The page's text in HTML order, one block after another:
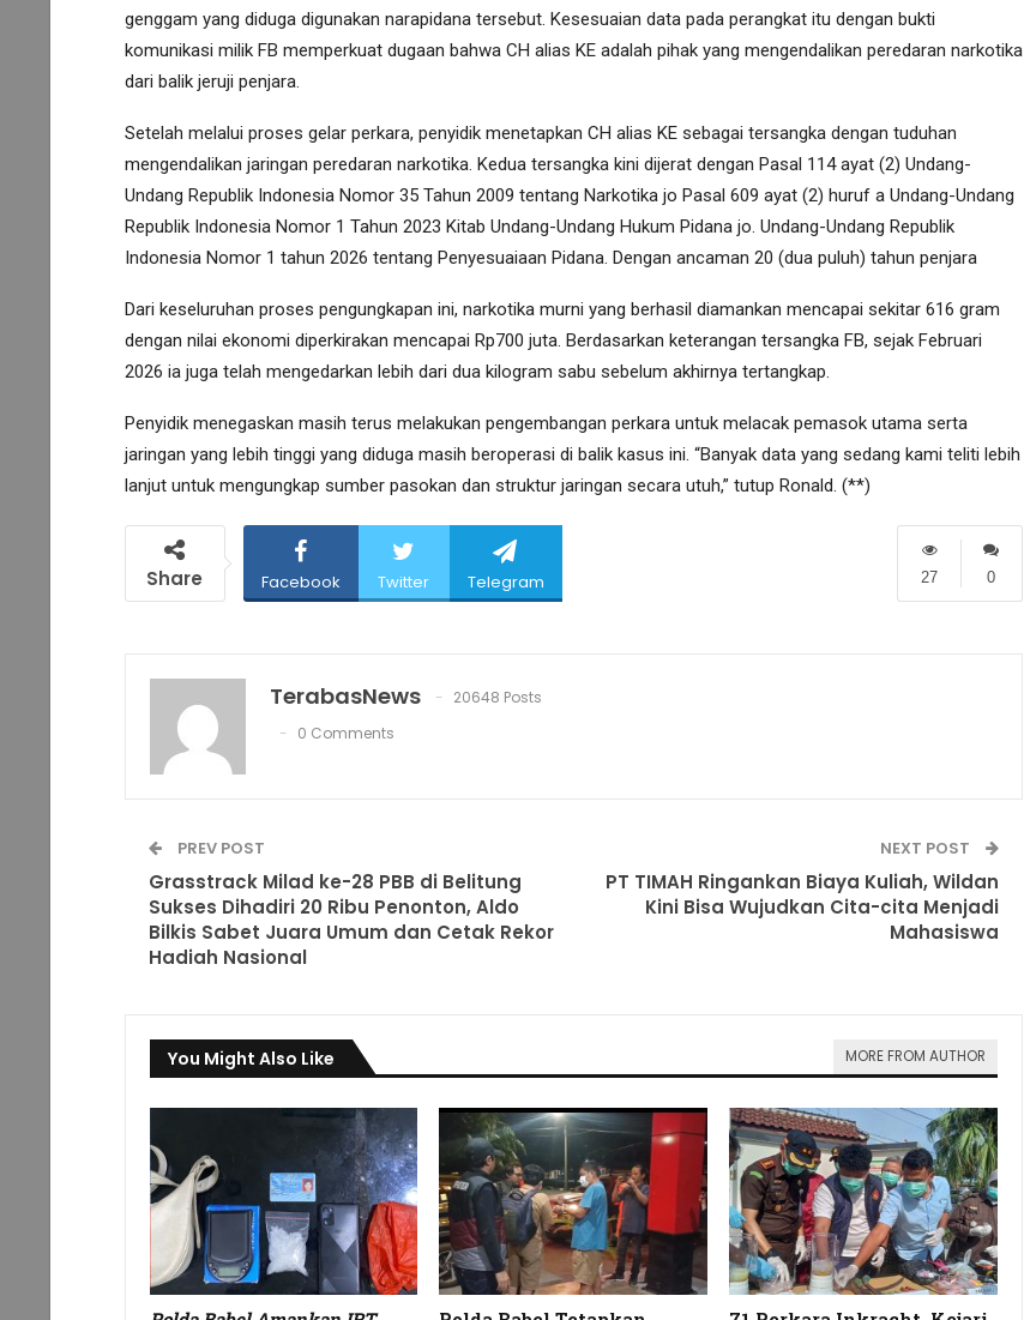
genggam yang diduga digunakan narapidana tersebut. Kesesuaian data pada perangkat itu dengan bukti
komunikasi milik FB memperkuat dugaan bahwa CH alias KE adalah pihak yang mengendalikan peredaran narkotika
dari balik jeruji penjara.
Setelah melalui proses gelar perkara, penyidik menetapkan CH alias KE sebagai tersangka dengan tuduhan
mengendalikan jaringan peredaran narkotika. Kedua tersangka kini dijerat dengan Pasal 114 ayat (2) Undang-
Undang Republik Indonesia Nomor 35 Tahun 2009 tentang Narkotika jo Pasal 609 ayat (2) huruf a Undang-Undang
Republik Indonesia Nomor 1 Tahun 2023 Kitab Undang-Undang Hukum Pidana jo. Undang-Undang Republik
Indonesia Nomor 1 tahun 2026 tentang Penyesuaiaan Pidana. Dengan ancaman 20 (dua puluh) tahun penjara
Dari keseluruhan proses pengungkapan ini, narkotika murni yang berhasil diamankan mencapai sekitar 616 gram
dengan nilai ekonomi diperkirakan mencapai Rp700 juta. Berdasarkan keterangan tersangka FB, sejak Februari
2026 ia juga telah mengedarkan lebih dari dua kilogram sabu sebelum akhirnya tertangkap.
Penyidik menegaskan masih terus melakukan pengembangan perkara untuk melacak pemasok utama serta
jaringan yang lebih tinggi yang diduga masih beroperasi di balik kasus ini. “Banyak data yang sedang kami teliti lebih
lanjut untuk mengungkap sumber pasokan dan struktur jaringan secara utuh,” tutup Ronald. (**)
0
27
Share Facebook Twitter Telegram
TerabasNews
20648 Posts
0 Comments
PREV POST
Grasstrack Milad ke-28 PBB di Belitung
Sukses Dihadiri 20 Ribu Penonton, Aldo
Bilkis Sabet Juara Umum dan Cetak Rekor
Hadiah Nasional
NEXT POST
PT TIMAH Ringankan Biaya Kuliah, Wildan
Kini Bisa Wujudkan Cita-cita Menjadi
Mahasiswa
You Might Also Like MORE FROM AUTHOR